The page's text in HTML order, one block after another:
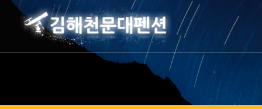
Sketchbook5, 스케치북5
Sketchbook5, 스케치북5